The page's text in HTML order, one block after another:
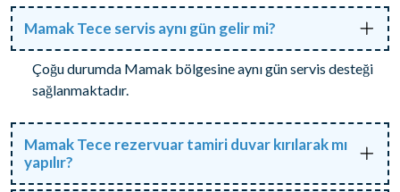
Mamak Tece servis aynı gün gelir mi?
Çoğu durumda Mamak bölgesine aynı gün servis desteği
sağlanmaktadır.
Mamak Tece rezervuar tamiri duvar kırılarak mı
yapılır?